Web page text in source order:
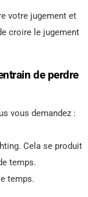
votre jugement et
croire le jugement
de perdre
vous demandez :
Cela se produit
temps.
temps.